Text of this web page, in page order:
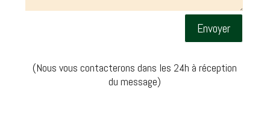
Envoyer
(Nous vous contacterons dans les 24h à réception
du message)